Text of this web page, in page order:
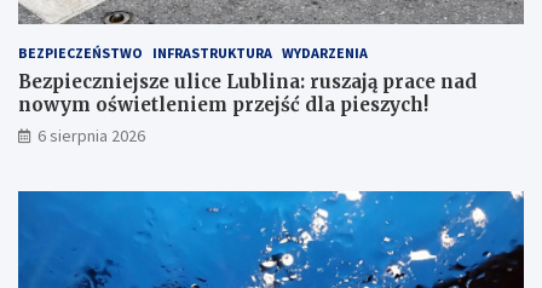
BEZPIECZEŃSTWO INFRASTRUKTURA WYDARZENIA
Bezpieczniejsze ulice Lublina: ruszają prace nad
nowym oświetleniem przejść dla pieszych!
6 sierpnia 2026